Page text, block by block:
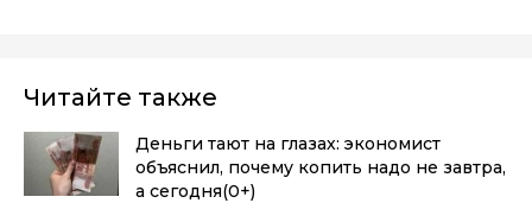
Читайте также
Деньги тают на глазах: экономист
объяснил, почему копить надо не завтра,
а сегодня(0+)